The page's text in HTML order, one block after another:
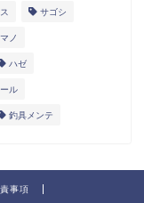
サゴシ
ノ
ハゼ
ル
釣具メンテ
事項